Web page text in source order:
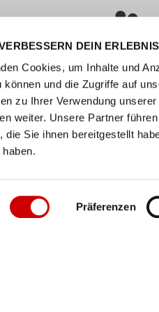
DEIN ERLEBNIS
Cookies, um Inhalte und
können und die Zugriffe auf
zu Ihrer Verwendung
weiter. Unsere Partner
die Sie ihnen bereitgestellt
Präferenzen
Kundenservice
Hilfe & FAQs
Grössentabelle
Click & Collect